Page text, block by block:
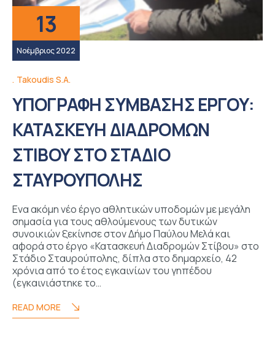
13
Νοέμβριος 2022
Takoudis S.A.
ΥΠΟΓΡΑΦΗ ΣΥΜΒΑΣΗΣ ΕΡΓΟΥ:
ΚΑΤΑΣΚΕΥΗ ΔΙΑΔΡΟΜΩΝ
ΣΤΙΒΟΥ ΣΤΟ ΣΤΑΔΙΟ
ΣΤΑΥΡΟΥΠΟΛΗΣ
Ενα ακόμη νέο έργο αθλητικών υποδομών με μεγάλη
σημασία για τους αθλούμενους των δυτικών
συνοικιών ξεκίνησε στον Δήμο Παύλου Μελά και
αφορά στο έργο «Κατασκευή Διαδρομών Στίβου» στο
Στάδιο Σταυρούπολης, δίπλα στο δημαρχείο, 42
χρόνια από το έτος εγκαινίων του γηπέδου
(εγκαινιάστηκε το…
READ MORE